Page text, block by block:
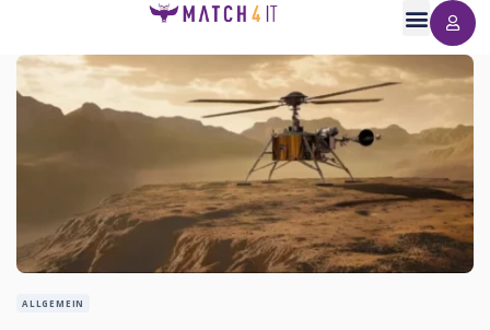
ALLGEMEIN